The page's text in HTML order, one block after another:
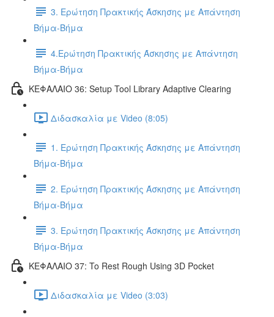
3. Ερώτηση Πρακτικής Άσκησης με Απάντηση
Βήμα-Βήμα
4.Ερώτηση Πρακτικής Άσκησης με Απάντηση
Βήμα-Βήμα
ΚΕΦΑΛΑΙΟ 36: Setup Tool Library Adaptive Clearing
Διδασκαλία με Video (8:05)
1. Ερώτηση Πρακτικής Άσκησης με Απάντηση
Βήμα-Βήμα
2. Ερώτηση Πρακτικής Άσκησης με Απάντηση
Βήμα-Βήμα
3. Ερώτηση Πρακτικής Άσκησης με Απάντηση
Βήμα-Βήμα
ΚΕΦΑΛΑΙΟ 37: To Rest Rough Using 3D Pocket
Διδασκαλία με Video (3:03)